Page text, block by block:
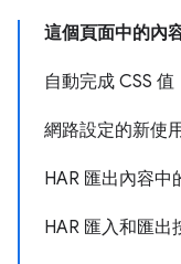
這個頁面中的內
自動完成 CSS 值
網路設定的新使
HAR 匯出內容
HAR 匯入和匯出